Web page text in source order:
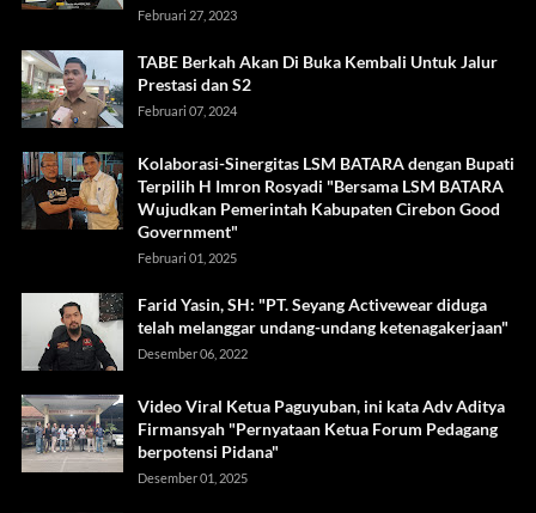
Februari 27, 2023
TABE Berkah Akan Di Buka Kembali Untuk Jalur
Prestasi dan S2
Februari 07, 2024
Kolaborasi-Sinergitas LSM BATARA dengan Bupati
Terpilih H Imron Rosyadi "Bersama LSM BATARA
Wujudkan Pemerintah Kabupaten Cirebon Good
Government"
Februari 01, 2025
Farid Yasin, SH: "PT. Seyang Activewear diduga
telah melanggar undang-undang ketenagakerjaan"
Desember 06, 2022
Video Viral Ketua Paguyuban, ini kata Adv Aditya
Firmansyah "Pernyataan Ketua Forum Pedagang
berpotensi Pidana"
Desember 01, 2025